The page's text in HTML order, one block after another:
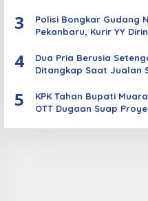
3
Polisi Bongkar Gudang
Pekanbaru, Kurir YY
4
Dua Pria Berusia
Ditangkap Saat Jualan
5
KPK Tahan Bupati
OTT Dugaan Suap